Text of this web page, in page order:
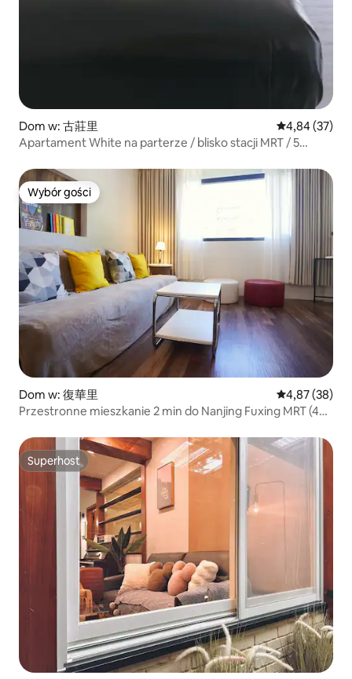
Dom w: 古莊里 Średnia
4,84 (37)
Apartament White na parterze / blisko stacji MRT / 5
Uniwersytetu Normalnego
Wybór gości
Wybór gości
Dom w: 復華里 Średnia
4,87 (38)
Przestronne mieszkanie 2 min do Nanjing Fuxing MRT (4–9
Superhost
Superhost